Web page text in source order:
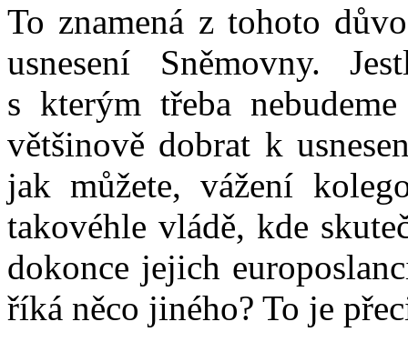
To znamená z tohoto
usnesení Sněmovny.
s kterým třeba
většinově dobrat k
jak můžete, vážení
takovéhle vládě, kde
dokonce jejich
říká něco jiného? To je